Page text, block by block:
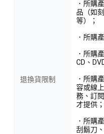
退換貨限制
．所購
品（如
等）；
．所購
．所購
CD、
．所購
容或線
務、訂
才提供；
．所購
刮鬍刀